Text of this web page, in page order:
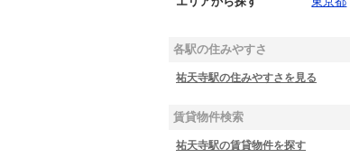
各駅の住みやすさ
祐天寺駅の住みやすさを見る
賃貸物件検索
祐天寺駅の賃貸物件を探す